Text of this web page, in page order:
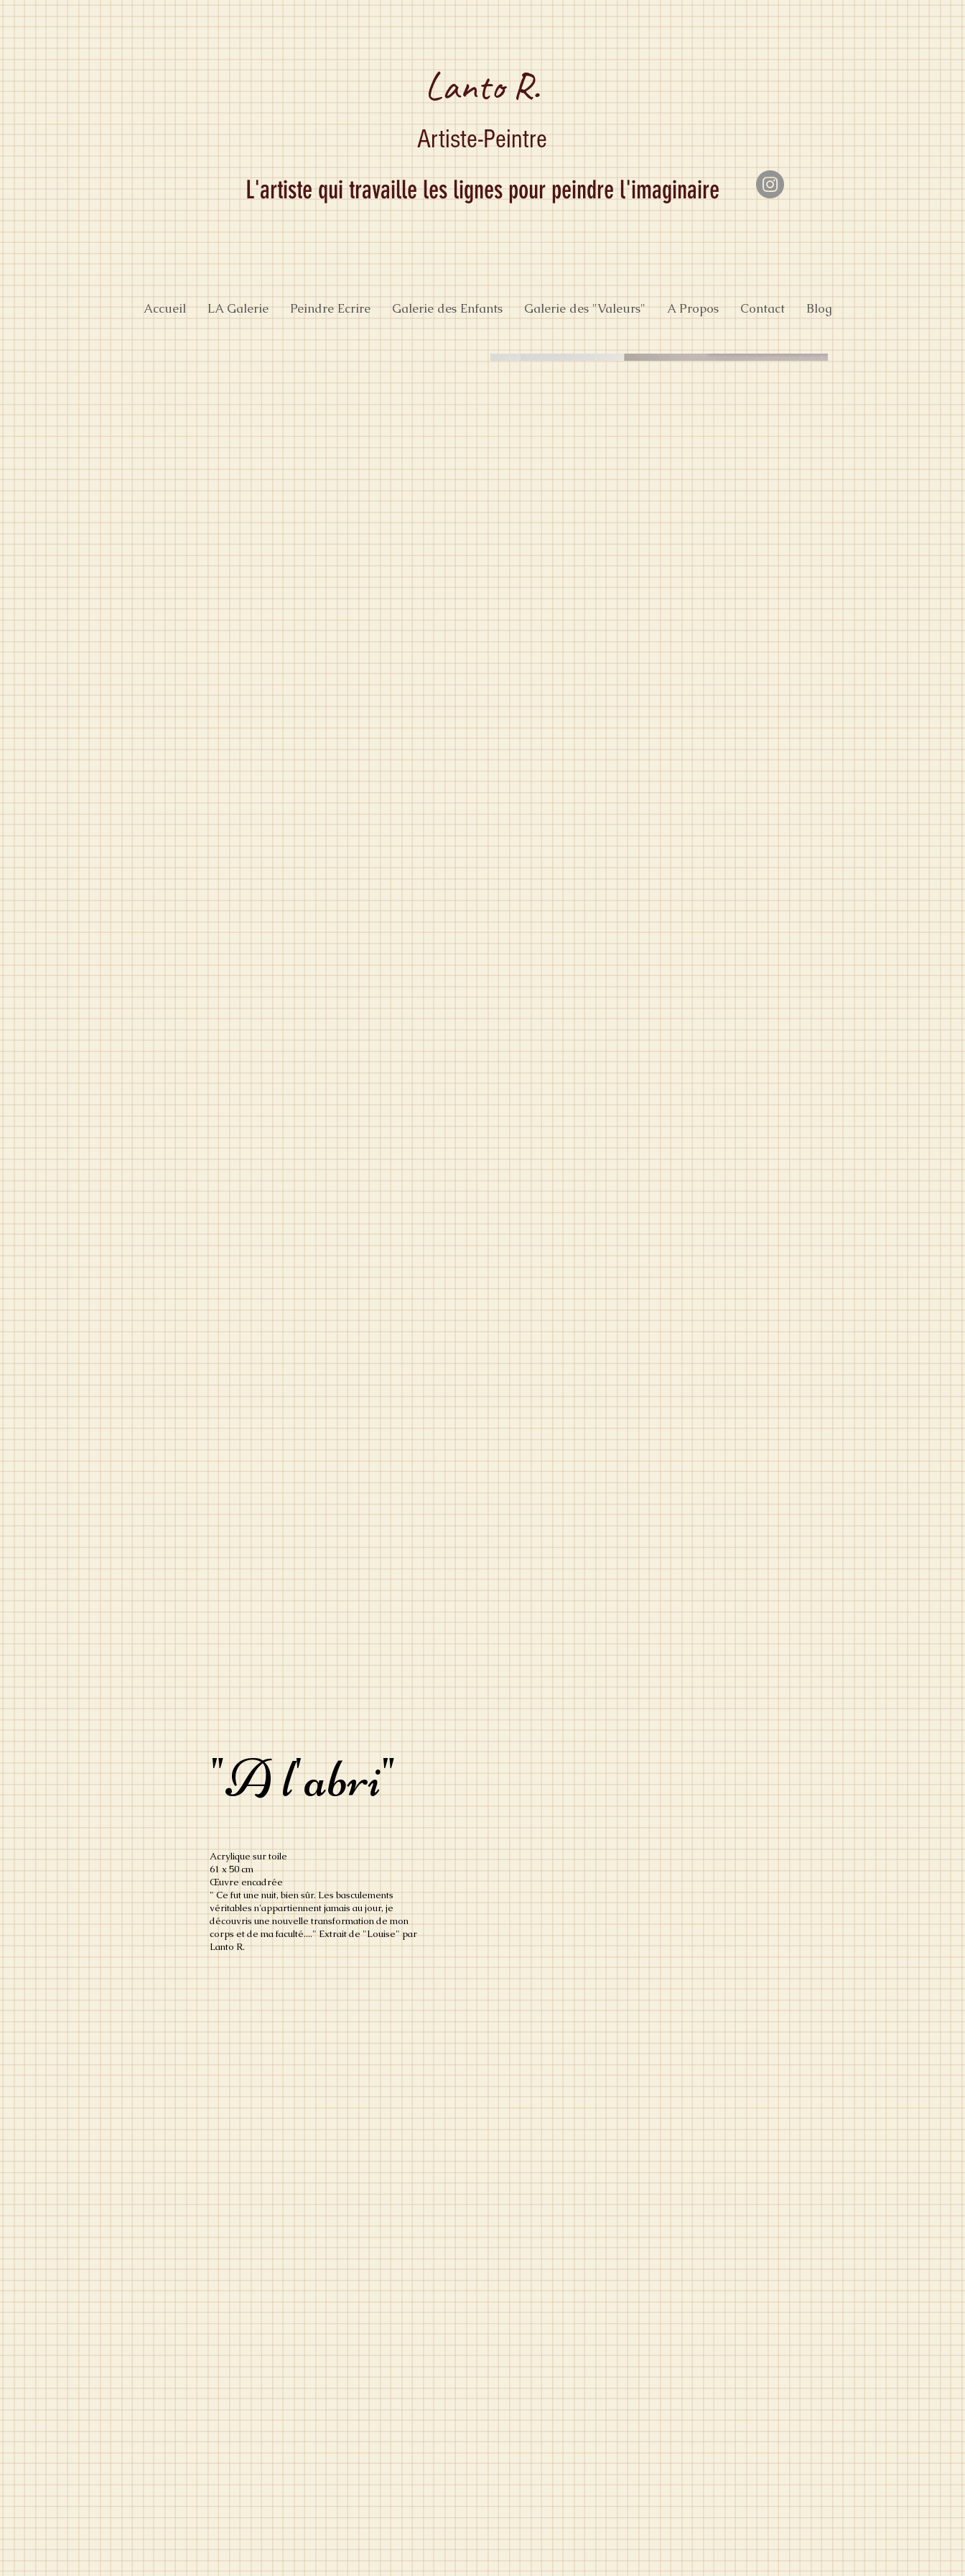
Lanto R.
Artiste-Peintre
L'artiste qui travaille les lignes pour peindre l'imaginaire
Accueil LA Galerie Peindre Ecrire Galerie des Enfants Galerie des "Valeurs" A Propos Contact Blog
"A l'abri"
Acrylique sur toile
61 x 50 cm
Œuvre encadrée
" Ce fut une nuit, bien sûr. Les basculements
véritables n'appartiennent jamais au jour, je
découvris une nouvelle transformation de mon
corps et de ma faculté...." Extrait de "Louise" par
Lanto R.